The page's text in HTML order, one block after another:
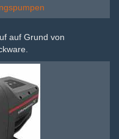
auf Grund von